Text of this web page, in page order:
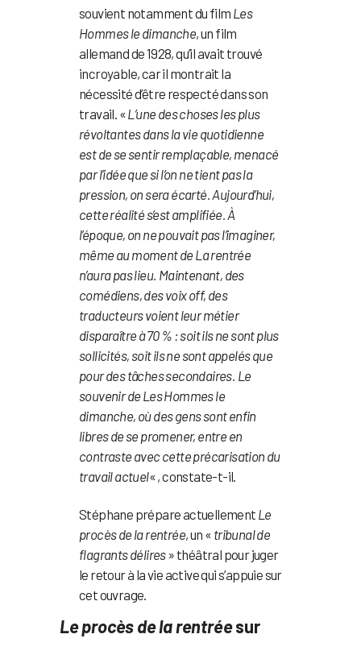
souvient notamment du film Les
Hommes le dimanche, un film
allemand de 1928, qu’il avait trouvé
incroyable, car il montrait la
nécessité d’être respecté dans son
travail. «L’une des choses les plus
révoltantes dans la vie quotidienne
est de se sentir remplaçable, menacé
par l’idée que si l’on ne tient pas la
pression, on sera écarté. Aujourd’hui,
cette réalité s’est amplifiée. À
l’époque, on ne pouvait pas l’imaginer,
même au moment de La rentrée
n’aura pas lieu. Maintenant, des
comédiens, des voix off, des
traducteurs voient leur métier
disparaître à 70 % : soit ils ne sont plus
sollicités, soit ils ne sont appelés que
pour des tâches secondaires. Le
souvenir de Les Hommes le
dimanche, où des gens sont enfin
libres de se promener, entre en
contraste avec cette précarisation du
travail actuel« , constate-t-il.
Stéphane prépare actuellement Le
procès de la rentrée, un « tribunal de
flagrants délires» théâtral pour juger
le retour à la vie active qui s’appuie sur
cet ouvrage.
Le procès de la rentréesur